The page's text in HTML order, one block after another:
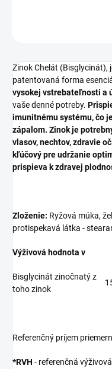
Zinok Chelát (Bisglycinát),
patentovaná forma
vysokej vstrebateľnosti a
vaše denné potreby.
imunitnému systému, čo
zápalom. Zinok je
vlasov, nechtov, zdravie
kľúčový pre udržanie
prispieva k zdravej
Zloženie: Ryžová múka,
protispekavá látka -
Výživová
Bisglycinát zinočnatý z
toho zinok
Referenčný príjem
*RVH - referenčná